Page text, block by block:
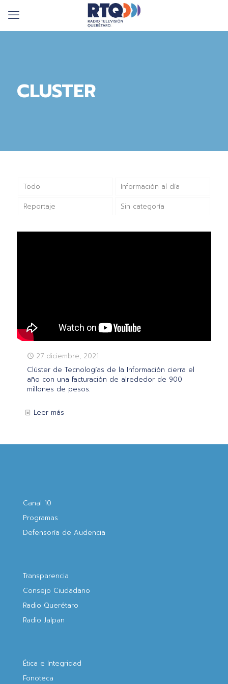
CLUSTER
Todo Información al día
Reportaje Sin categoría
27 diciembre, 2021
Clúster de Tecnologías de la Información cierra el
año con una facturación de alrededor de 900
millones de pesos.
Leer más
Canal 10
Programas
Defensoría de Audencia
Transparencia
Consejo Ciudadano
Radio Querétaro
Radio Jalpan
Ética e Integridad
Fonoteca